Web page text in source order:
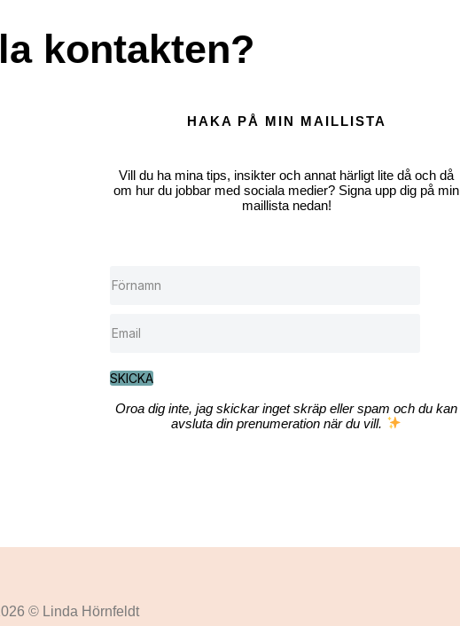
kontakten?
HAKA PÅ MIN MAILLISTA
Vill du ha mina tips, insikter och annat härligt lite då och då
om hur du jobbar med sociala medier? Signa upp dig på min
maillista nedan!
SKICKA
Oroa dig inte, jag skickar inget skräp eller spam och du kan
avsluta din prenumeration när du vill.
© Linda Hörnfeldt